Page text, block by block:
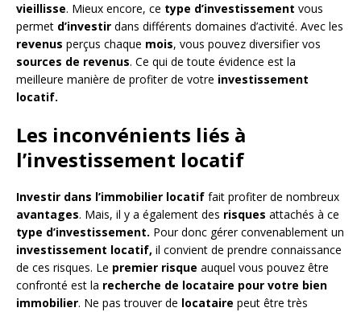
vieillisse. Mieux encore, ce type d’investissement vous
permet d’investir dans différents domaines d’activité. Avec les
revenus perçus chaque mois, vous pouvez diversifier vos
sources de revenus. Ce qui de toute évidence est la
meilleure manière de profiter de votre investissement
locatif.
Les inconvénients liés à
l’investissement locatif
Investir dans l’immobilier locatif fait profiter de nombreux
avantages. Mais, il y a également des risques attachés à ce
type d’investissement. Pour donc gérer convenablement un
investissement locatif, il convient de prendre connaissance
de ces risques. Le premier risque auquel vous pouvez être
confronté est la recherche de locataire pour votre bien
immobilier. Ne pas trouver de locataire peut être très